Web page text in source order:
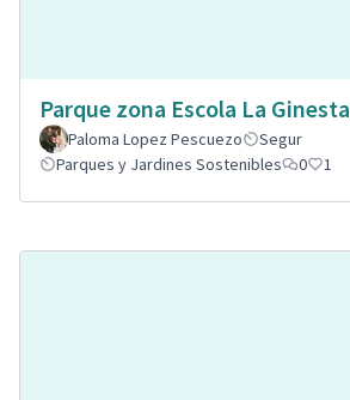
Parque zona Escola La Ginesta
Paloma Lopez Pescuezo
Segur
Parques y Jardines Sostenibles
0 1